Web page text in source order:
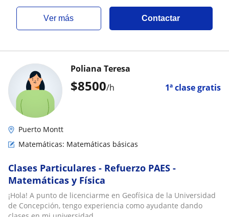
ver más Contactar
$8500/h 1ª clase gratis
Poliana Teresa
Puerto Montt
Matemáticas: Matemáticas básicas
Clases Particulares - Refuerzo PAES -
Matemáticas y Física
¡Hola! A punto de licenciarme en Geofísica de la Universidad
de Concepción, tengo experiencia como ayudante dando